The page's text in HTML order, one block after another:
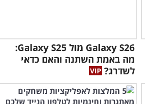
Galaxy S26 מול Galaxy S25:
מה באמת השתנה והאם כדאי
לשדרג?